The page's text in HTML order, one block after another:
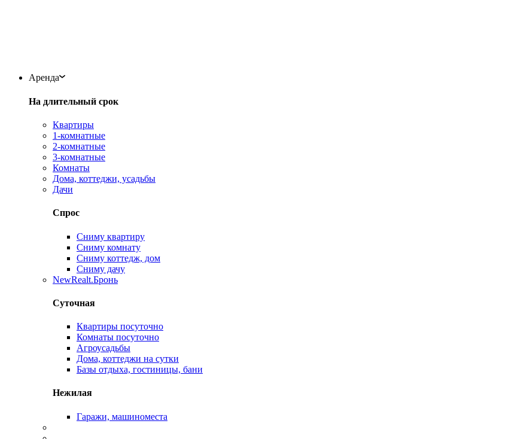
Аренда
На длительный срок
Квартиры
1-комнатные
2-комнатные
3-комнатные
Комнаты
Дома, коттеджи, усадьбы
Дачи
Спрос
Сниму квартиру
Сниму комнату
Сниму коттедж, дом
Сниму дачу
NewRealt.Бронь
Суточная
Квартиры посуточно
Комнаты посуточно
Агроусадьбы
Дома, коттеджи на сутки
Базы отдыха, гостиницы, бани
Нежилая
Гаражи, машиноместа